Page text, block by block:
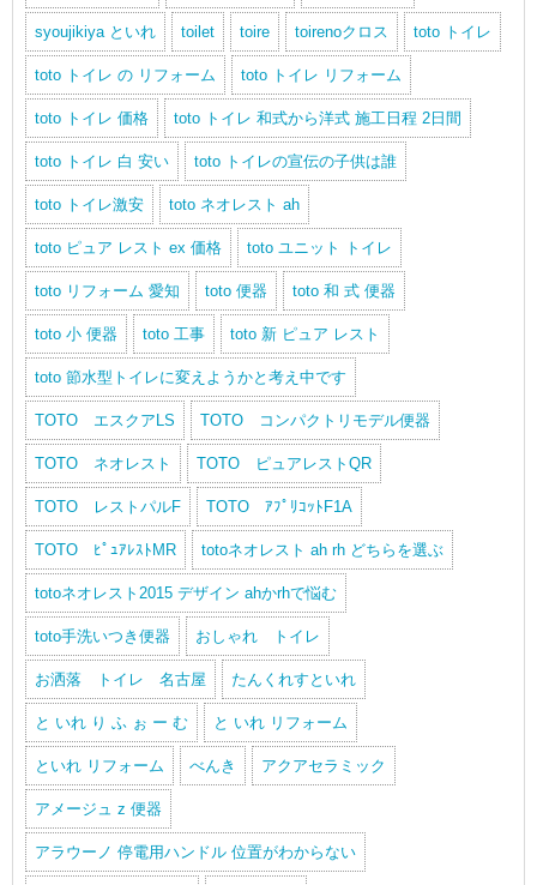
syoujikiya といれ toilet toire toirenoクロス toto トイレ
toto トイレ の リフォーム toto トイレ リフォーム
toto トイレ 価格 toto トイレ 和式から洋式 施工日程 2日間
toto トイレ 白 安い toto トイレの宣伝の子供は誰
toto トイレ激安 toto ネオレスト ah
toto ピュア レスト ex 価格 toto ユニット トイレ
toto リフォーム 愛知 toto 便器 toto 和 式 便器
toto 小 便器 toto 工事 toto 新 ピュア レスト
toto 節水型トイレに変えようかと考え中です
TOTO エスクアLS TOTO コンパクトリモデル便器
TOTO ネオレスト TOTO ピュアレストQR
TOTO レストパルF TOTO ｱﾌﾟﾘｺｯﾄF1A
TOTO ﾋﾟｭｱﾚｽﾄMR totoネオレスト ah rh どちらを選ぶ
totoネオレスト2015 デザイン ahかrhで悩む
toto手洗いつき便器 おしゃれ トイレ
お洒落 トイレ 名古屋 たんくれすといれ
と いれ り ふ ぉ ー む と いれ リフォーム
といれ リフォーム べんき アクアセラミック
アメージュ z 便器
アラウーノ 停電用ハンドル 位置がわからない